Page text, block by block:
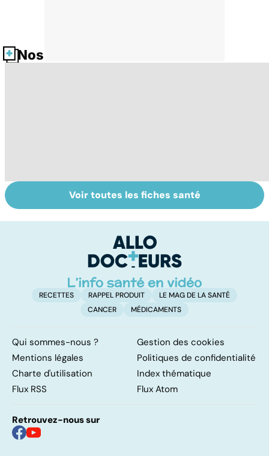
Nos fiches santé
La tuberculose
pulmonaire
Le paludisme, un
fléau planétaire
Voir toutes les fiches santé
RECETTES RAPPEL PRODUIT
LE MAG DE LA SANTÉ
CANCER
MÉDICAMENTS
Qui sommes-nous ?
Gestion des cookies
Mentions légales
Politiques de confidentialité
Charte d'utilisation
Index thématique
Flux RSS
Flux Atom
Retrouvez-nous sur